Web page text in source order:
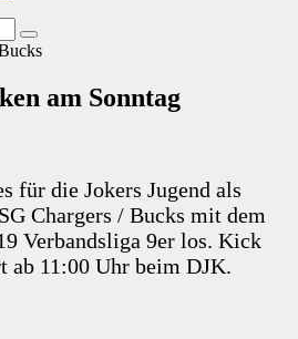
am Sonntag
für die Jokers Jugend als
Chargers / Bucks mit dem
Verbandsliga 9er los. Kick
11:00 Uhr beim DJK.